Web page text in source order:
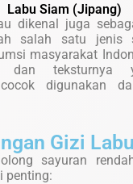
Labu Siam (Jipang)
dikenal juga
salah satu jenis
masyarakat
dan teksturnya
digunakan
Gizi
sayuran
penting: